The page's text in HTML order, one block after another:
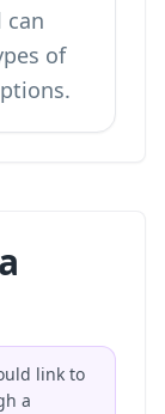
can
of
link to
a